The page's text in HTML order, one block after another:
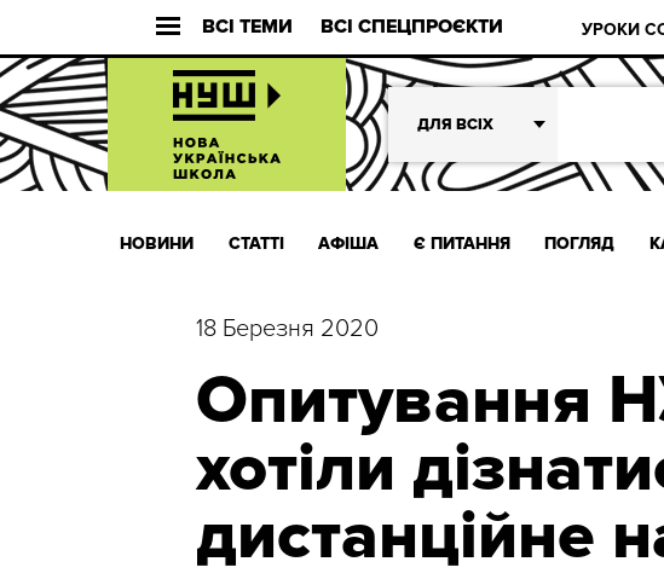
ВСІ ТЕМИ ВСІ СПЕЦПРОЄКТИ УРОКИ
ДЛЯ ВСІХ
НОВИНИ СТАТТІ АФІША Є ПИТАННЯ ПОГЛЯД
18 Березня 2020
Опитування
хотіли
дистанційне